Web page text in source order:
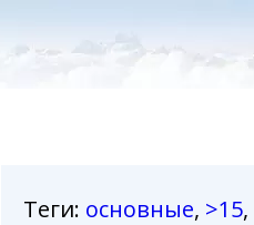
Теги: основные, >15,